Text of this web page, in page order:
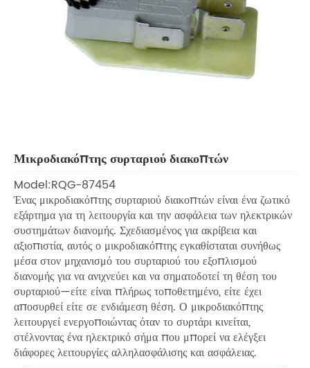
Μικροδιακόπτης συρταριού διακοπτών
Model:RQG-87454
Ένας μικροδιακόπτης συρταριού διακοπτών είναι ένα ζωτικό
εξάρτημα για τη λειτουργία και την ασφάλεια των ηλεκτρικών
συστημάτων διανομής. Σχεδιασμένος για ακρίβεια και
αξιοπιστία, αυτός ο μικροδιακόπτης εγκαθίσταται συνήθως
μέσα στον μηχανισμό του συρταριού του εξοπλισμού
διανομής για να ανιχνεύει και να σηματοδοτεί τη θέση του
συρταριού—είτε είναι πλήρως τοποθετημένο, είτε έχει
αποσυρθεί είτε σε ενδιάμεση θέση. Ο μικροδιακόπτης
λειτουργεί ενεργοποιώντας όταν το συρτάρι κινείται,
στέλνοντας ένα ηλεκτρικό σήμα που μπορεί να ελέγξει
διάφορες λειτουργίες αλληλασφάλισης και ασφάλειας.